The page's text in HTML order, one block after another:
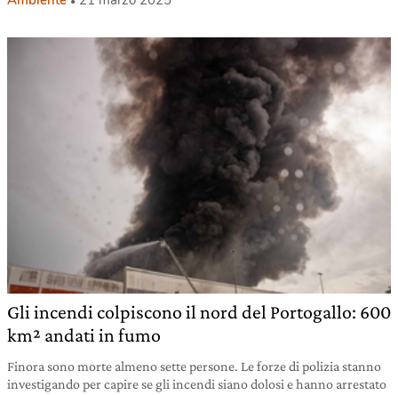
Gli incendi colpiscono il nord del Portogallo: 600
km² andati in fumo
Finora sono morte almeno sette persone. Le forze di polizia stanno
investigando per capire se gli incendi siano dolosi e hanno arrestato